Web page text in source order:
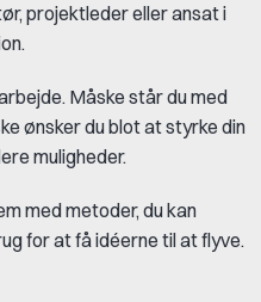
projektleder eller ansat i
Måske står du med
ønsker du blot at styrke din
muligheder.
med metoder, du kan
for at få idéerne til at flyve.